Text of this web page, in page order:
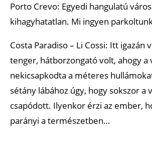
Porto Crevo: Egyedi hangulatú
kihagyhatatlan. Mi ingyen
Costa Paradiso – Li Cossi: Itt igazán
tenger, hátborzongató volt, ahogy a
nekicsapkodta a méteres
sétány lábához úgy, hogy sokszor a
csapódott. Ilyenkor érzi az ember,
parányi a természetben…